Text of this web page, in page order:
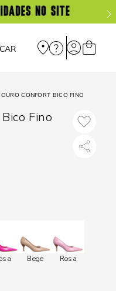
CONFORT BICO FINO
Fino
Bege Rosa